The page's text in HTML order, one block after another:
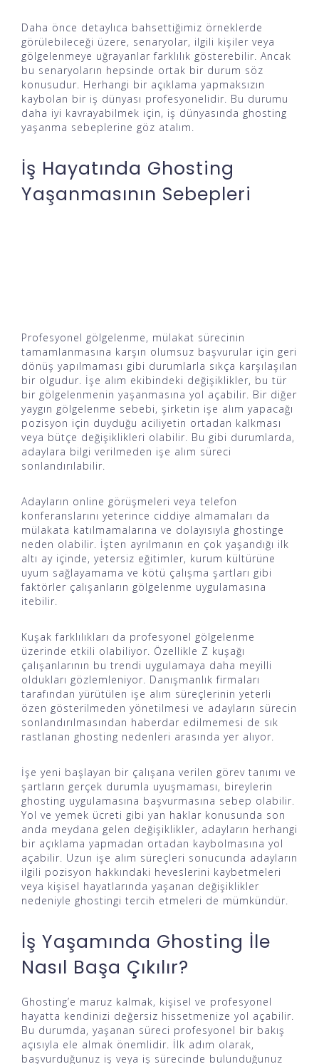
Daha önce detaylıca bahsettiğimiz örneklerde
görülebileceği üzere, senaryolar, ilgili kişiler veya
gölgelenmeye uğrayanlar farklılık gösterebilir. Ancak
bu senaryoların hepsinde ortak bir durum söz
konusudur. Herhangi bir açıklama yapmaksızın
kaybolan bir iş dünyası profesyonelidir. Bu durumu
daha iyi kavrayabilmek için, iş dünyasında ghosting
yaşanma sebeplerine göz atalım.
İş Hayatında Ghosting
Yaşanmasının Sebepleri
Profesyonel gölgelenme, mülakat sürecinin
tamamlanmasına karşın olumsuz başvurular için geri
dönüş yapılmaması gibi durumlarla sıkça karşılaşılan
bir olgudur. İşe alım ekibindeki değişiklikler, bu tür
bir gölgelenmenin yaşanmasına yol açabilir. Bir diğer
yaygın gölgelenme sebebi, şirketin işe alım yapacağı
pozisyon için duyduğu aciliyetin ortadan kalkması
veya bütçe değişiklikleri olabilir. Bu gibi durumlarda,
adaylara bilgi verilmeden işe alım süreci
sonlandırılabilir.
Adayların online görüşmeleri veya telefon
konferanslarını yeterince ciddiye almamaları da
mülakata katılmamalarına ve dolayısıyla ghostinge
neden olabilir. İşten ayrılmanın en çok yaşandığı ilk
altı ay içinde, yetersiz eğitimler, kurum kültürüne
uyum sağlayamama ve kötü çalışma şartları gibi
faktörler çalışanların gölgelenme uygulamasına
itebilir.
Kuşak farklılıkları da profesyonel gölgelenme
üzerinde etkili olabiliyor. Özellikle Z kuşağı
çalışanlarının bu trendi uygulamaya daha meyilli
oldukları gözlemleniyor. Danışmanlık firmaları
tarafından yürütülen işe alım süreçlerinin yeterli
özen gösterilmeden yönetilmesi ve adayların sürecin
sonlandırılmasından haberdar edilmemesi de sık
rastlanan ghosting nedenleri arasında yer alıyor.
İşe yeni başlayan bir çalışana verilen görev tanımı ve
şartların gerçek durumla uyuşmaması, bireylerin
ghosting uygulamasına başvurmasına sebep olabilir.
Yol ve yemek ücreti gibi yan haklar konusunda son
anda meydana gelen değişiklikler, adayların herhangi
bir açıklama yapmadan ortadan kaybolmasına yol
açabilir. Uzun işe alım süreçleri sonucunda adayların
ilgili pozisyon hakkındaki heveslerini kaybetmeleri
veya kişisel hayatlarında yaşanan değişiklikler
nedeniyle ghostingi tercih etmeleri de mümkündür.
İş Yaşamında Ghosting İle
Nasıl Başa Çıkılır?
Ghosting’e maruz kalmak, kişisel ve profesyonel
hayatta kendinizi değersiz hissetmenize yol açabilir.
Bu durumda, yaşanan süreci profesyonel bir bakış
açısıyla ele almak önemlidir. İlk adım olarak,
başvurduğunuz iş veya iş sürecinde bulunduğunuz